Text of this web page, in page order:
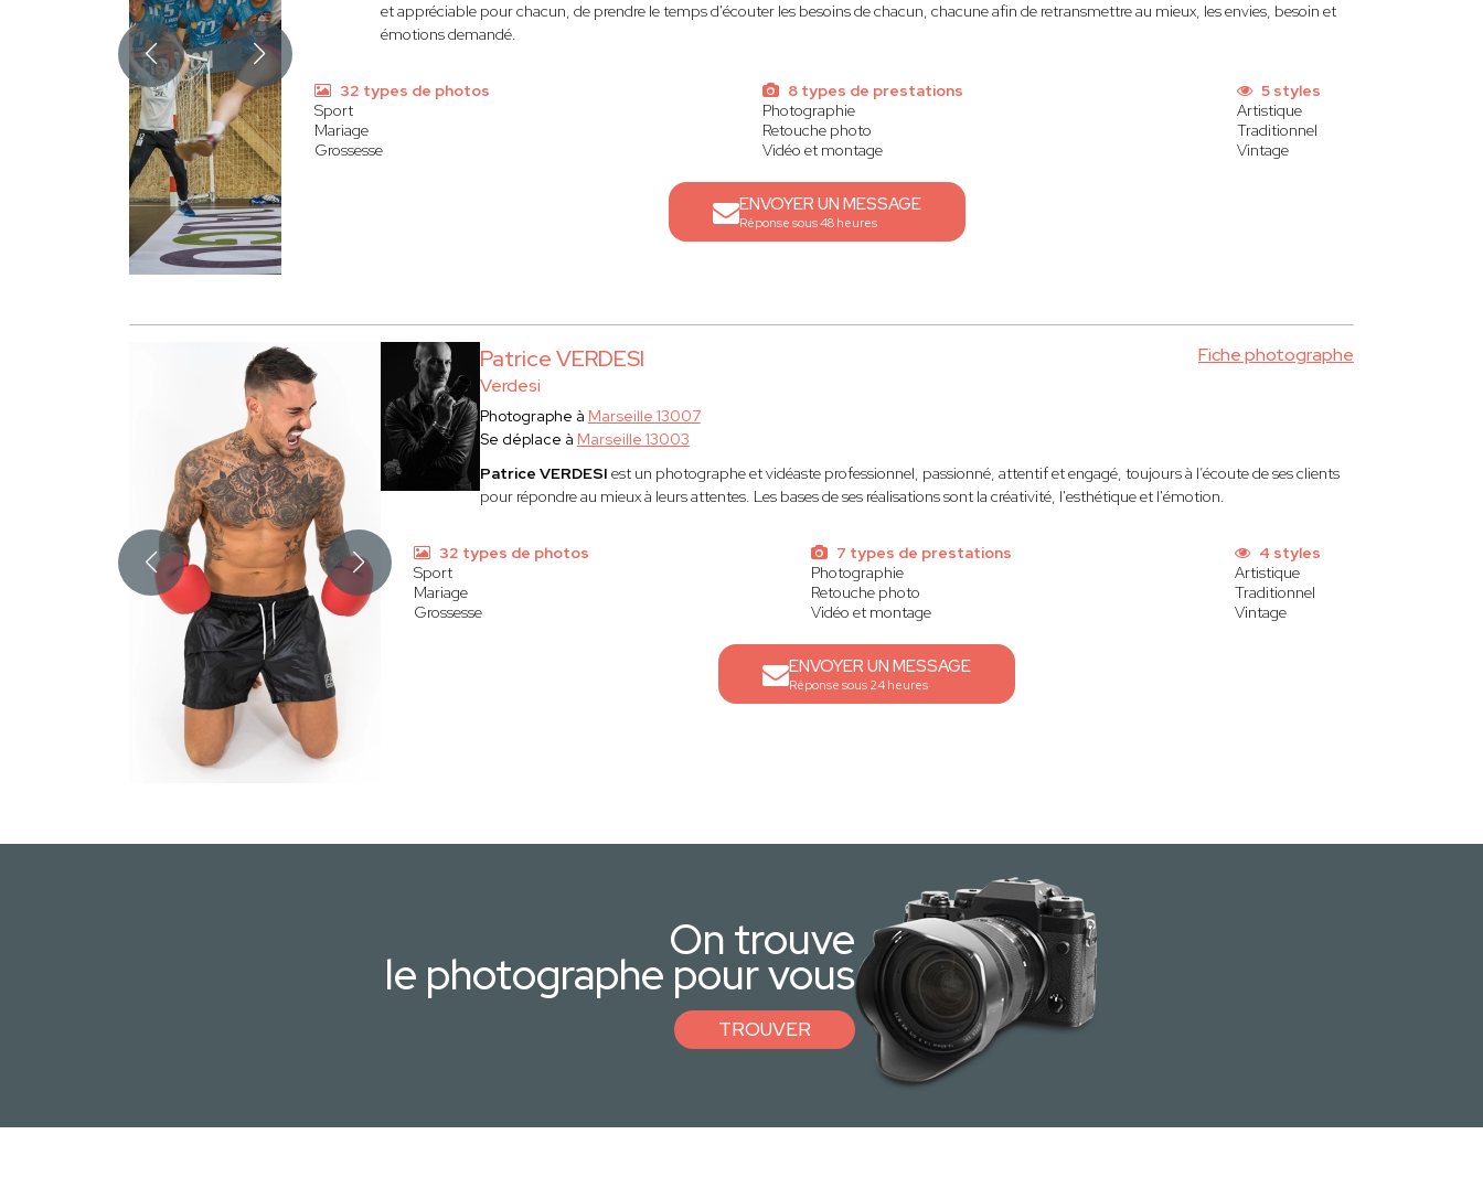
et appréciable pour chacun, de prendre le temps d'écouter les besoins de chacun, chacune afin de retransmettre au mieux, les envies, besoin et
émotions demandé.
32 types de photos
Sport
Mariage
Grossesse
8 types de prestations
Photographie
Retouche photo
Vidéo et montage
5 styles
Artistique
Traditionnel
Vintage
ENVOYER UN MESSAGE
Réponse sous 48 heures
Patrice VERDESI
Verdesi
Fiche photographe
Photographe à Marseille 13007
Se déplace à Marseille 13003
Patrice VERDESI est un photographe et vidéaste professionnel, passionné, attentif et engagé, toujours à l’écoute de ses clients
pour répondre au mieux à leurs attentes. Les bases de ses réalisations sont la créativité, l'esthétique et l'émotion.
32 types de photos
Sport
Mariage
Grossesse
7 types de prestations
Photographie
Retouche photo
Vidéo et montage
4 styles
Artistique
Traditionnel
Vintage
ENVOYER UN MESSAGE
Réponse sous 24 heures
On trouve
le photographe pour vous
TROUVER